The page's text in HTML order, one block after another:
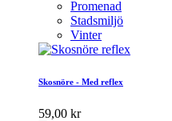
Promenad
Stadsmiljö
Vinter
Skosnöre - Med reflex
59,00 kr